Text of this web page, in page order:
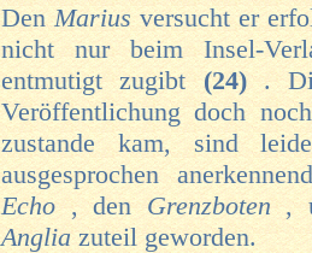
DenMariusversucht er
nicht nur beim Insel-
entmutigt zugibt (24) .
Veröffentlichung doch
zustande kam, sind
ausgesprochen
Echo , denGrenzboten ,
Angliazuteil geworden.